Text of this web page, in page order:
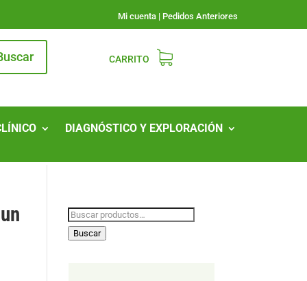
Mi cuenta | Pedidos Anteriores
CARRITO
DIAGNÓSTICO Y EXPLORACIÓN
Buscar
por:
Buscar